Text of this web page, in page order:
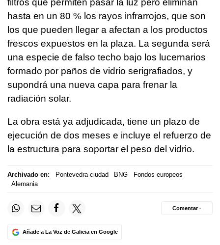
filtros que permiten pasar la luz pero eliminan
hasta en un 80 % los rayos infrarrojos, que son
los que pueden llegar a afectan a los productos
frescos expuestos en la plaza. La segunda será
una especie de falso techo bajo los lucernarios
formado por paños de vidrio serigrafiados, y
supondrá una nueva capa para frenar la
radiación solar.
La obra está ya adjudicada, tiene un plazo de
ejecución de dos meses e incluye el refuerzo de
la estructura para soportar el peso del vidrio.
Archivado en: Pontevedra ciudad BNG
Fondos europeos
Alemania
Añade a La Voz de Galicia en Google
Comentar ·